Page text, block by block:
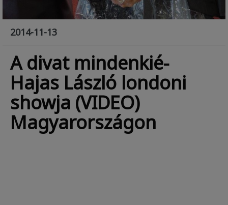
2014-11-13
A divat mindenkié-
Hajas László londoni
showja (VIDEO)
Magyarországon